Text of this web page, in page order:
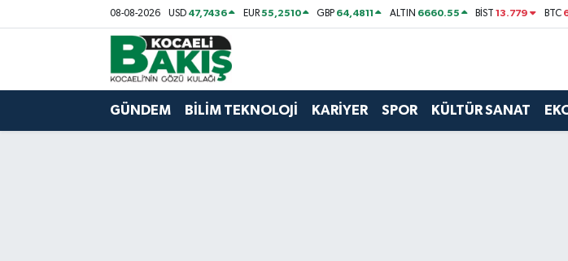
08-08-2026 USD 47,7436 EUR55,2510 GBP 64,4811 ALTIN 6660.55 BİST13.779 BTC
GÜNDEM BİLİM TEKNOLOJİ KARİYER SPOR KÜLTÜR SANAT
Kocaeli Nöbetçi Eczaneler
Kocaeli Hava Durumu